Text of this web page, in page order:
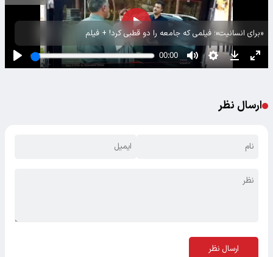
«برای انسانیت»؛ فیلمی که جامعه را دو قطبی کرد! + فیلم
ارسال نظر
ارسال نظر